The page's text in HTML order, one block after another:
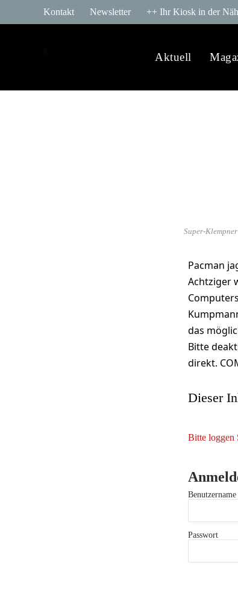
Kontakt Newsletter ++ Ihr Kiosk in der
Aktuell
Super-
Pacman
Achtziger
das
Bitte
direkt.
Dieser
Bitte loggen
Passwort